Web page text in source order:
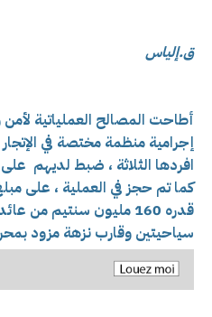
ق.إلياس
أطاحت المصالح العملياتية
إجرامية منظمة مختصة في
افردها الثلاثة ، ضبط لديهم على 15،6 كغ من المخدرات .
كما تم حجز في العملية ، على
قدره 160 مليون سنتيم من
سياحيتين وقارب نزهة مزود بمحرك ذو